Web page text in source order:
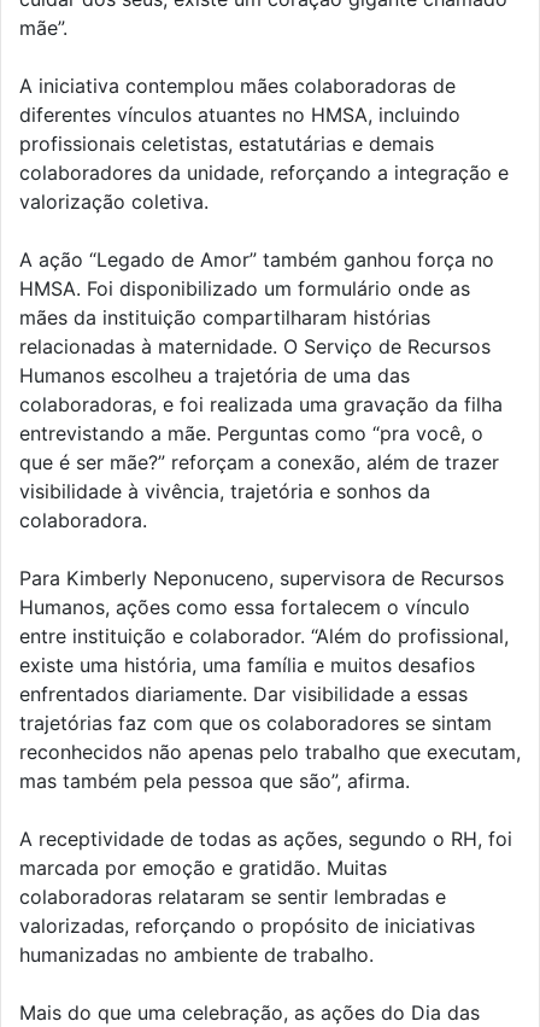
mãe”.
A iniciativa contemplou mães colaboradoras de
diferentes vínculos atuantes no HMSA, incluindo
profissionais celetistas, estatutárias e demais
colaboradores da unidade, reforçando a integração e
valorização coletiva.
A ação “Legado de Amor” também ganhou força no
HMSA. Foi disponibilizado um formulário onde as
mães da instituição compartilharam histórias
relacionadas à maternidade. O Serviço de Recursos
Humanos escolheu a trajetória de uma das
colaboradoras, e foi realizada uma gravação da filha
entrevistando a mãe. Perguntas como “pra você, o
que é ser mãe?” reforçam a conexão, além de trazer
visibilidade à vivência, trajetória e sonhos da
colaboradora.
Para Kimberly Neponuceno, supervisora de Recursos
Humanos, ações como essa fortalecem o vínculo
entre instituição e colaborador. “Além do profissional,
existe uma história, uma família e muitos desafios
enfrentados diariamente. Dar visibilidade a essas
trajetórias faz com que os colaboradores se sintam
reconhecidos não apenas pelo trabalho que executam,
mas também pela pessoa que são”, afirma.
A receptividade de todas as ações, segundo o RH, foi
marcada por emoção e gratidão. Muitas
colaboradoras relataram se sentir lembradas e
valorizadas, reforçando o propósito de iniciativas
humanizadas no ambiente de trabalho.
Mais do que uma celebração, as ações do Dia das